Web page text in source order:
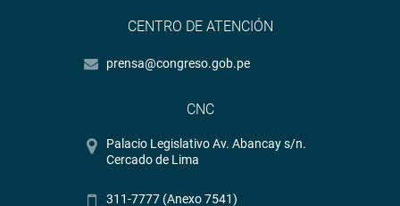
CENTRO DE ATENCIÓN
prensa@congreso.gob.pe
CNC
Palacio Legislativo Av. Abancay s/n.
Cercado de Lima
311-7777 (Anexo 7541)